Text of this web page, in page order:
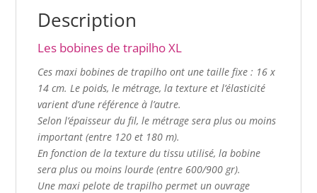
Description
Les bobines de trapilho XL
Ces maxi bobines de trapilho ont une taille fixe : 16 x
14 cm.Le poids, le métrage, la texture et l’élasticité
varient d’une référence à l’autre.
Selon l’épaisseur du fil, le métrage sera plus ou moins
important (entre 120 et 180 m).
En fonction de la texture du tissu utilisé, la bobine
sera plus ou moins lourde (entre 600/900 gr).
Une maxi pelote de trapilho permet un ouvrage